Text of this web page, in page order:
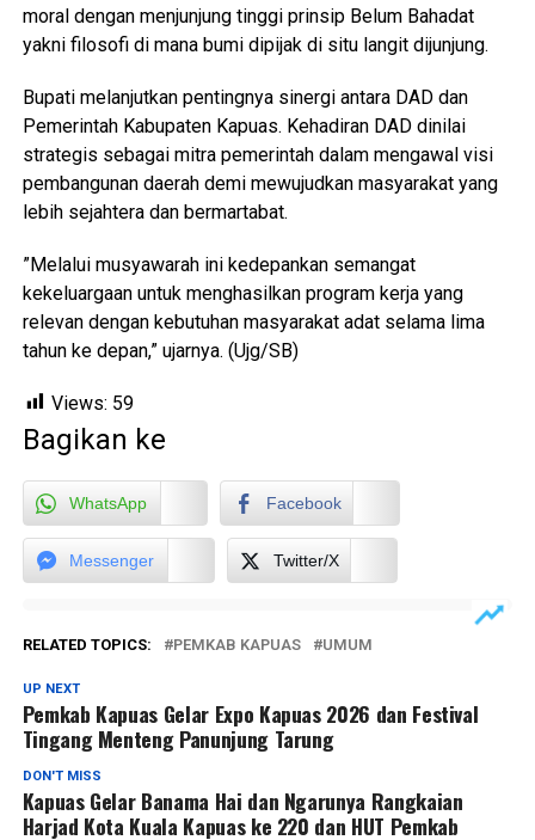
moral dengan menjunjung tinggi prinsip Belum Bahadat
yakni filosofi di mana bumi dipijak di situ langit dijunjung.
Bupati melanjutkan pentingnya sinergi antara DAD dan
Pemerintah Kabupaten Kapuas. Kehadiran DAD dinilai
strategis sebagai mitra pemerintah dalam mengawal visi
pembangunan daerah demi mewujudkan masyarakat yang
lebih sejahtera dan bermartabat.
​”Melalui musyawarah ini kedepankan semangat
kekeluargaan untuk menghasilkan program kerja yang
relevan dengan kebutuhan masyarakat adat selama lima
tahun ke depan,” ujarnya. (Ujg/SB)
Views: 59
Bagikan ke
WhatsApp Facebook
Messenger Twitter/X
RELATED TOPICS: PEMKAB KAPUAS UMUM
UP NEXT
Pemkab Kapuas Gelar Expo Kapuas 2026 dan Festival
Tingang Menteng Panunjung Tarung
DON'T MISS
Kapuas Gelar Banama Hai dan Ngarunya Rangkaian
Harjad Kota Kuala Kapuas ke 220 dan HUT Pemkab